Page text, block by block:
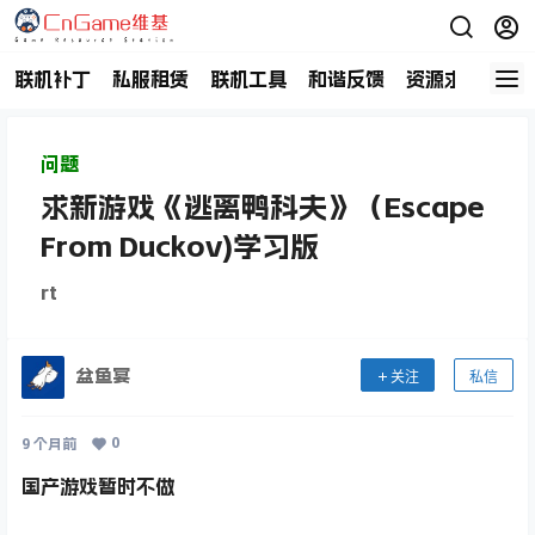
联机补丁 私服租赁 联机工具 和谐反馈 资源求助 商
问题
求新游戏《逃离鸭科夫》（Escape
From Duckov)学习版
rt
盆鱼宴 关注 私信
9 个月前 0
国产游戏暂时不做